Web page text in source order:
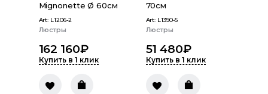
Mignonette Ø 60см
Art: L1206-2
Люстры
162 160₽
Купить в 1 клик
70см
Art: L1390-5
Люстры
51 480₽
Купить в 1 клик